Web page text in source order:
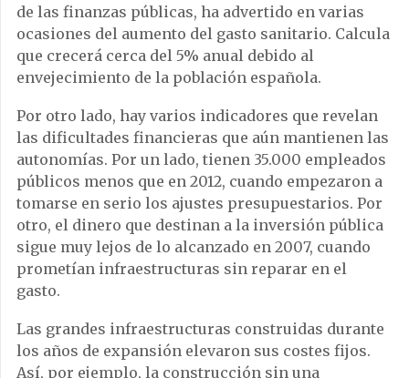
de las finanzas públicas, ha advertido en varias
ocasiones del aumento del gasto sanitario. Calcula
que crecerá cerca del 5% anual debido al
envejecimiento de la población española.
Por otro lado, hay varios indicadores que revelan
las dificultades financieras que aún mantienen las
autonomías. Por un lado, tienen 35.000 empleados
públicos menos que en 2012, cuando empezaron a
tomarse en serio los ajustes presupuestarios. Por
otro, el dinero que destinan a la inversión pública
sigue muy lejos de lo alcanzado en 2007, cuando
prometían infraestructuras sin reparar en el
gasto.
Las grandes infraestructuras construidas durante
los años de expansión elevaron sus costes fijos.
Así, por ejemplo, la construcción sin una